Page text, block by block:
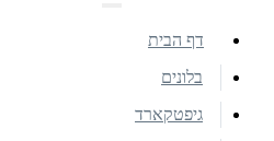
דף הבית
בלונים
גיפטקארד